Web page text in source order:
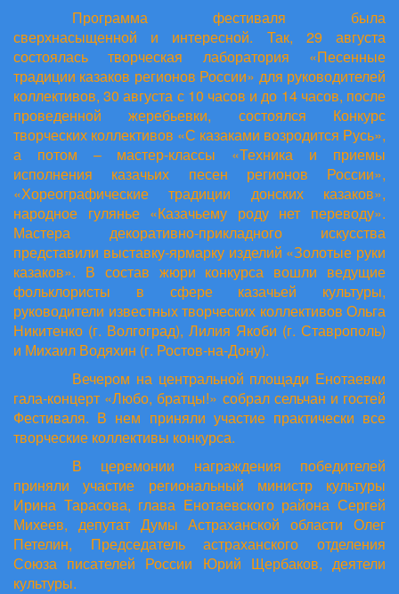
Программа фестиваля была
сверхнасыщенной и интересной. Так, 29 августа
состоялась творческая лаборатория «Песенные
традиции казаков регионов России» для руководителей
коллективов, 30 августа с 10 часов и до 14 часов, после
проведенной жеребьевки, состоялся Конкурс
творческих коллективов «С казаками возродится Русь»,
а потом – мастер-классы «Техника и приемы
исполнения казачьих песен регионов России»,
«Хореографические традиции донских казаков»,
народное гулянье «Казачьему роду нет переводу».
Мастера декоративно-прикладного искусства
представили выставку-ярмарку изделий «Золотые руки
казаков». В состав жюри конкурса вошли ведущие
фольклористы в сфере казачьей культуры,
руководители известных творческих коллективов Ольга
Никитенко (г. Волгоград), Лилия Якоби (г. Ставрополь)
и Михаил Водяхин (г. Ростов-на-Дону).
Вечером на центральной площади Енотаевки
гала-концерт «Любо, братцы!» собрал сельчан и гостей
Фестиваля. В нем приняли участие практически все
творческие коллективы конкурса.
В церемонии награждения победителей
приняли участие региональный министр культуры
Ирина Тарасова, глава Енотаевского района Сергей
Михеев, депутат Думы Астраханской области Олег
Петелин, Председатель астраханского отделения
Союза писателей России Юрий Щербаков, деятели
культуры.